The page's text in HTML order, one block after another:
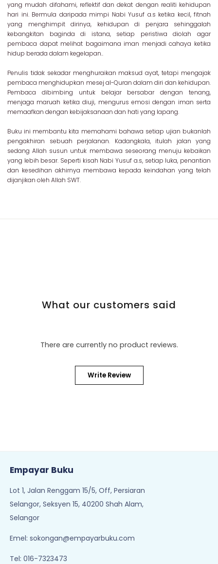
yang mudah difahami, reflektif dan dekat dengan realiti kehidupan
hari ini. Bermula daripada mimpi Nabi Yusuf a.s ketika kecil, fitnah
yang menghimpit dirinya, kehidupan di penjara sehinggalah
kebangkitan baginda di istana, setiap peristiwa diolah agar
pembaca dapat melihat bagaimana iman menjadi cahaya ketika
hidup berada dalam kegelapan..
Penulis tidak sekadar menghuraikan maksud ayat, tetapi mengajak
pembaca menghidupkan mesej al-Quran dalam diri dan kehidupan.
Pembaca dibimbing untuk belajar bersabar dengan tenang,
menjaga maruah ketika diuji, mengurus emosi dengan iman serta
memaafkan dengan kebijaksanaan dan hati yang lapang.
Buku ini membantu kita memahami bahawa setiap ujian bukanlah
pengakhiran sebuah perjalanan. Kadangkala, itulah jalan yang
sedang Allah susun untuk membawa seseorang menuju kebaikan
yang lebih besar. Seperti kisah Nabi Yusuf a.s, setiap luka, penantian
dan kesedihan akhirnya membawa kepada keindahan yang telah
dijanjikan oleh Allah SWT.
What our customers said
There are currently no product reviews.
Write Review
Empayar Buku
Lot 1, Jalan Renggam 15/5, Off, Persiaran
Selangor, Seksyen 15, 40200 Shah Alam,
Selangor
Emel: sokongan@empayarbuku.com
Tel: 016-7323473